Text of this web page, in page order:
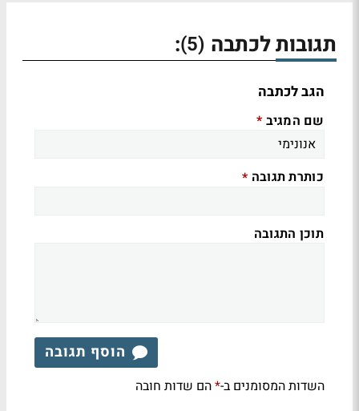
תגובות לכתבה (5)
:
הגב לכתבה
שם המגיב *
כותרת תגובה *
תוכן התגובה
הוסף תגובה
השדות המסומנים ב-*הם שדות חובה